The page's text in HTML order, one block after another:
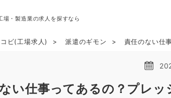
場・製造業の求人を探すなら
ビ(工場求人) 派遣のギモン 責任のない仕
い仕事ってあるの？プレッ